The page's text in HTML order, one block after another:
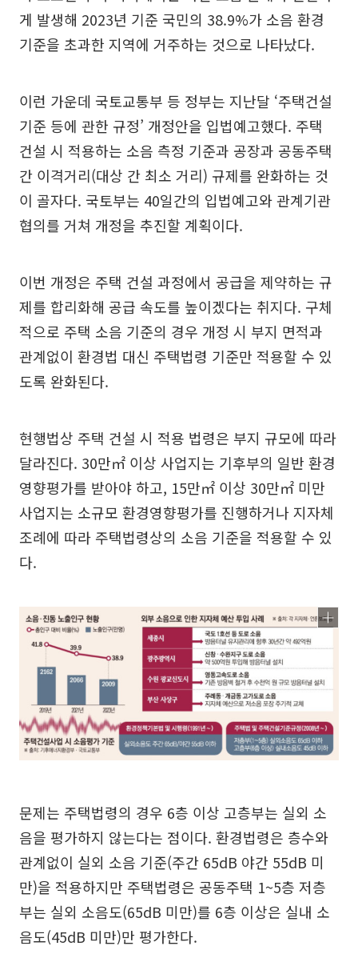
게 발생해 2023년 기준 국민의 38.9%가 소음 환경
기준을 초과한 지역에 거주하는 것으로 나타났다.
이런 가운데 국토교통부 등 정부는 지난달 ‘주택건설
기준 등에 관한 규정’ 개정안을 입법예고했다. 주택
건설 시 적용하는 소음 측정 기준과 공장과 공동주택
간 이격거리(대상 간 최소 거리) 규제를 완화하는 것
이 골자다. 국토부는 40일간의 입법예고와 관계기관
협의를 거쳐 개정을 추진할 계획이다.
이번 개정은 주택 건설 과정에서 공급을 제약하는 규
제를 합리화해 공급 속도를 높이겠다는 취지다. 구체
적으로 주택 소음 기준의 경우 개정 시 부지 면적과
관계없이 환경법 대신 주택법령 기준만 적용할 수 있
도록 완화된다.
현행법상 주택 건설 시 적용 법령은 부지 규모에 따라
달라진다. 30만㎡ 이상 사업지는 기후부의 일반 환경
영향평가를 받아야 하고, 15만㎡ 이상 30만㎡ 미만
사업지는 소규모 환경영향평가를 진행하거나 지자체
조례에 따라 주택법령상의 소음 기준을 적용할 수 있
다.
문제는 주택법령의 경우 6층 이상 고층부는 실외 소
음을 평가하지 않는다는 점이다. 환경법령은 층수와
관계없이 실외 소음 기준(주간 65dB 야간 55dB 미
만)을 적용하지만 주택법령은 공동주택 1~5층 저층
부는 실외 소음도(65dB 미만)를 6층 이상은 실내 소
음도(45dB 미만)만 평가한다.